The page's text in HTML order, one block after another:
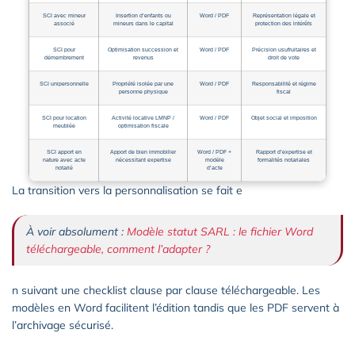
SCI avec mineur
associé
Insertion d’enfants ou
mineurs dans le capital
Word / PDF
Représentation légale et
protection des intérêts
SCI pour
démembrement
Optimisation succession et
revenus
Word / PDF
Précision usufruitaires et
droit de vote
SCI unipersonnelle
Propriété isolée par une
personne physique
Word / PDF
Responsabilité et régime
fiscal
SCI pour location
meublée
Activité locative LMNP /
optimisation fiscale
Word / PDF Objet social et imposition
SCI apport en
nature avec acte
notarié
Apport de bien immobilier
nécessitant expertise
Word / PDF +
modèle
d’acte
Rapport d’expertise et
formalités notariales
La transition vers la personnalisation se fait e
À voir absolument : Modèle statut SARL : le fichier Word
téléchargeable, comment l’adapter ?
n suivant une checklist clause par clause téléchargeable. Les
modèles en Word facilitent l’édition tandis que les PDF servent à
l’archivage sécurisé.